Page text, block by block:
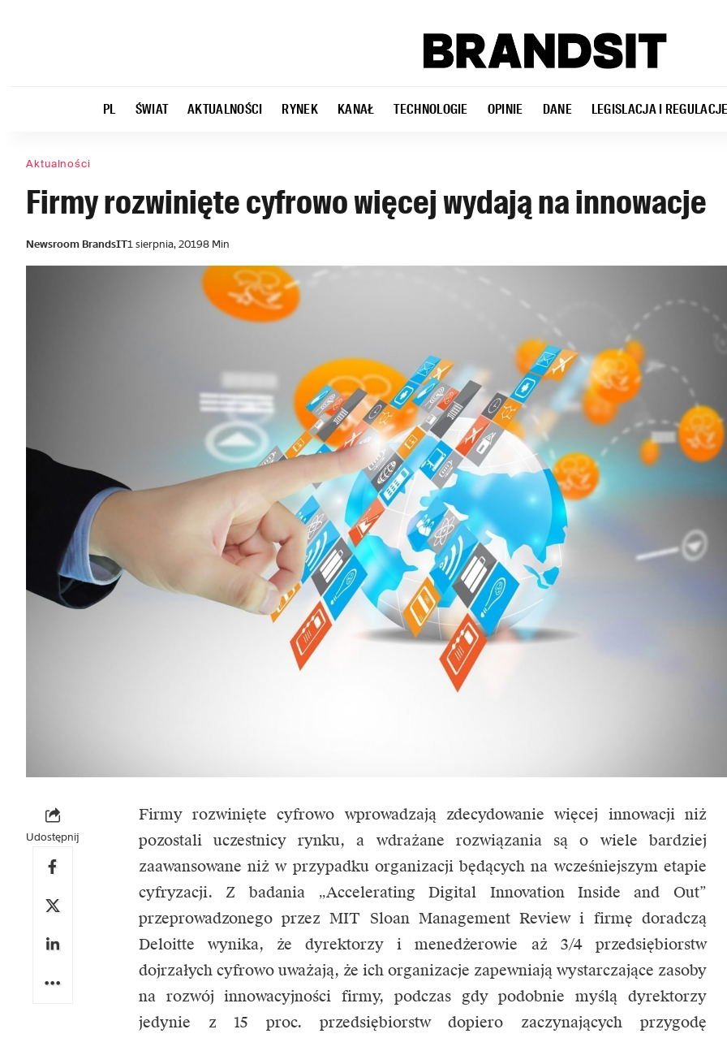
PL ŚWIAT AKTUALNOŚCI RYNEK KANAŁ TECHNOLOGIE OPINIE DANE LEGISLACJA I
Aktualności
Firmy rozwinięte cyfrowo więcej wydają na innowacje
Newsroom BrandsIT1 sierpnia, 20198 Min
Udostępnij
Firmy rozwinięte cyfrowo wprowadzają zdecydowanie więcej innowacji niż
pozostali uczestnicy rynku, a wdrażane rozwiązania są o wiele bardziej
zaawansowane niż w przypadku organizacji będących na wcześniejszym etapie
cyfryzacji. Z badania „Accelerating Digital Innovation Inside and Out”
przeprowadzonego przez MIT Sloan Management Review i firmę doradczą
Deloitte wynika, że dyrektorzy i menedżerowie aż 3/4 przedsiębiorstw
dojrzałych cyfrowo uważają, że ich organizacje zapewniają wystarczające zasoby
na rozwój innowacyjności firmy, podczas gdy podobnie myślą dyrektorzy
jedynie z 15 proc. przedsiębiorstw dopiero zaczynających przygodę